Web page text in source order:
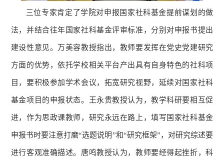
三位专家肯定了学院对申报国家社科基金提前谋划的做
法，并结合往年国家社科基金评审标准，分别对申报书提出
建设性意见。万美容教授指出，教师要发挥在党史党建研究
方面的优势，依托学校相关平台产出具有自身特色的社科项
目，要积极参加学术会议，拓宽研究视野，延续对国家社科
基金项目的申报状态。王永贵教授认为，教学科研要相互促
进，作为思政课教师，研究永远在路上，填写国家社科基金
申报书时要注意打磨“选题说明”和“研究框架”，对研究综述要
进行客观准确描述。唐鸣教授认为，教师要经得起挫折，科